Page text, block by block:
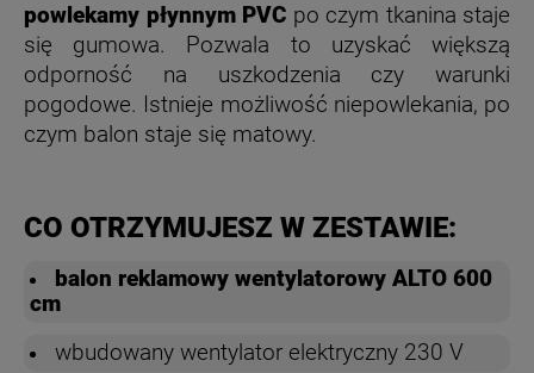
powlekamy płynnym PVC po czym tkanina staje
się gumowa. Pozwala to uzyskać większą
odporność na uszkodzenia czy warunki
pogodowe. Istnieje możliwość niepowlekania, po
czym balon staje się matowy.
CO OTRZYMUJESZ W ZESTAWIE:
balon reklamowy wentylatorowy ALTO 600
cm
wbudowany wentylator elektryczny 230 V